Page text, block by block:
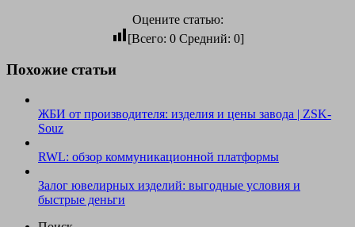
Оцените статью:
[Всего: 0Средний: 0]
Похожие статьи
ЖБИ от производителя: изделия и цены завода | ZSK-
Souz
RWL: обзор коммуникационной платформы
Залог ювелирных изделий: выгодные условия и
быстрые деньги